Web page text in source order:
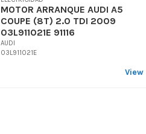
MOTOR ARRANQUE AUDI A5
COUPE (8T) 2.0 TDI 2009
03L911021E 91116
AUDI
03L911021E
View